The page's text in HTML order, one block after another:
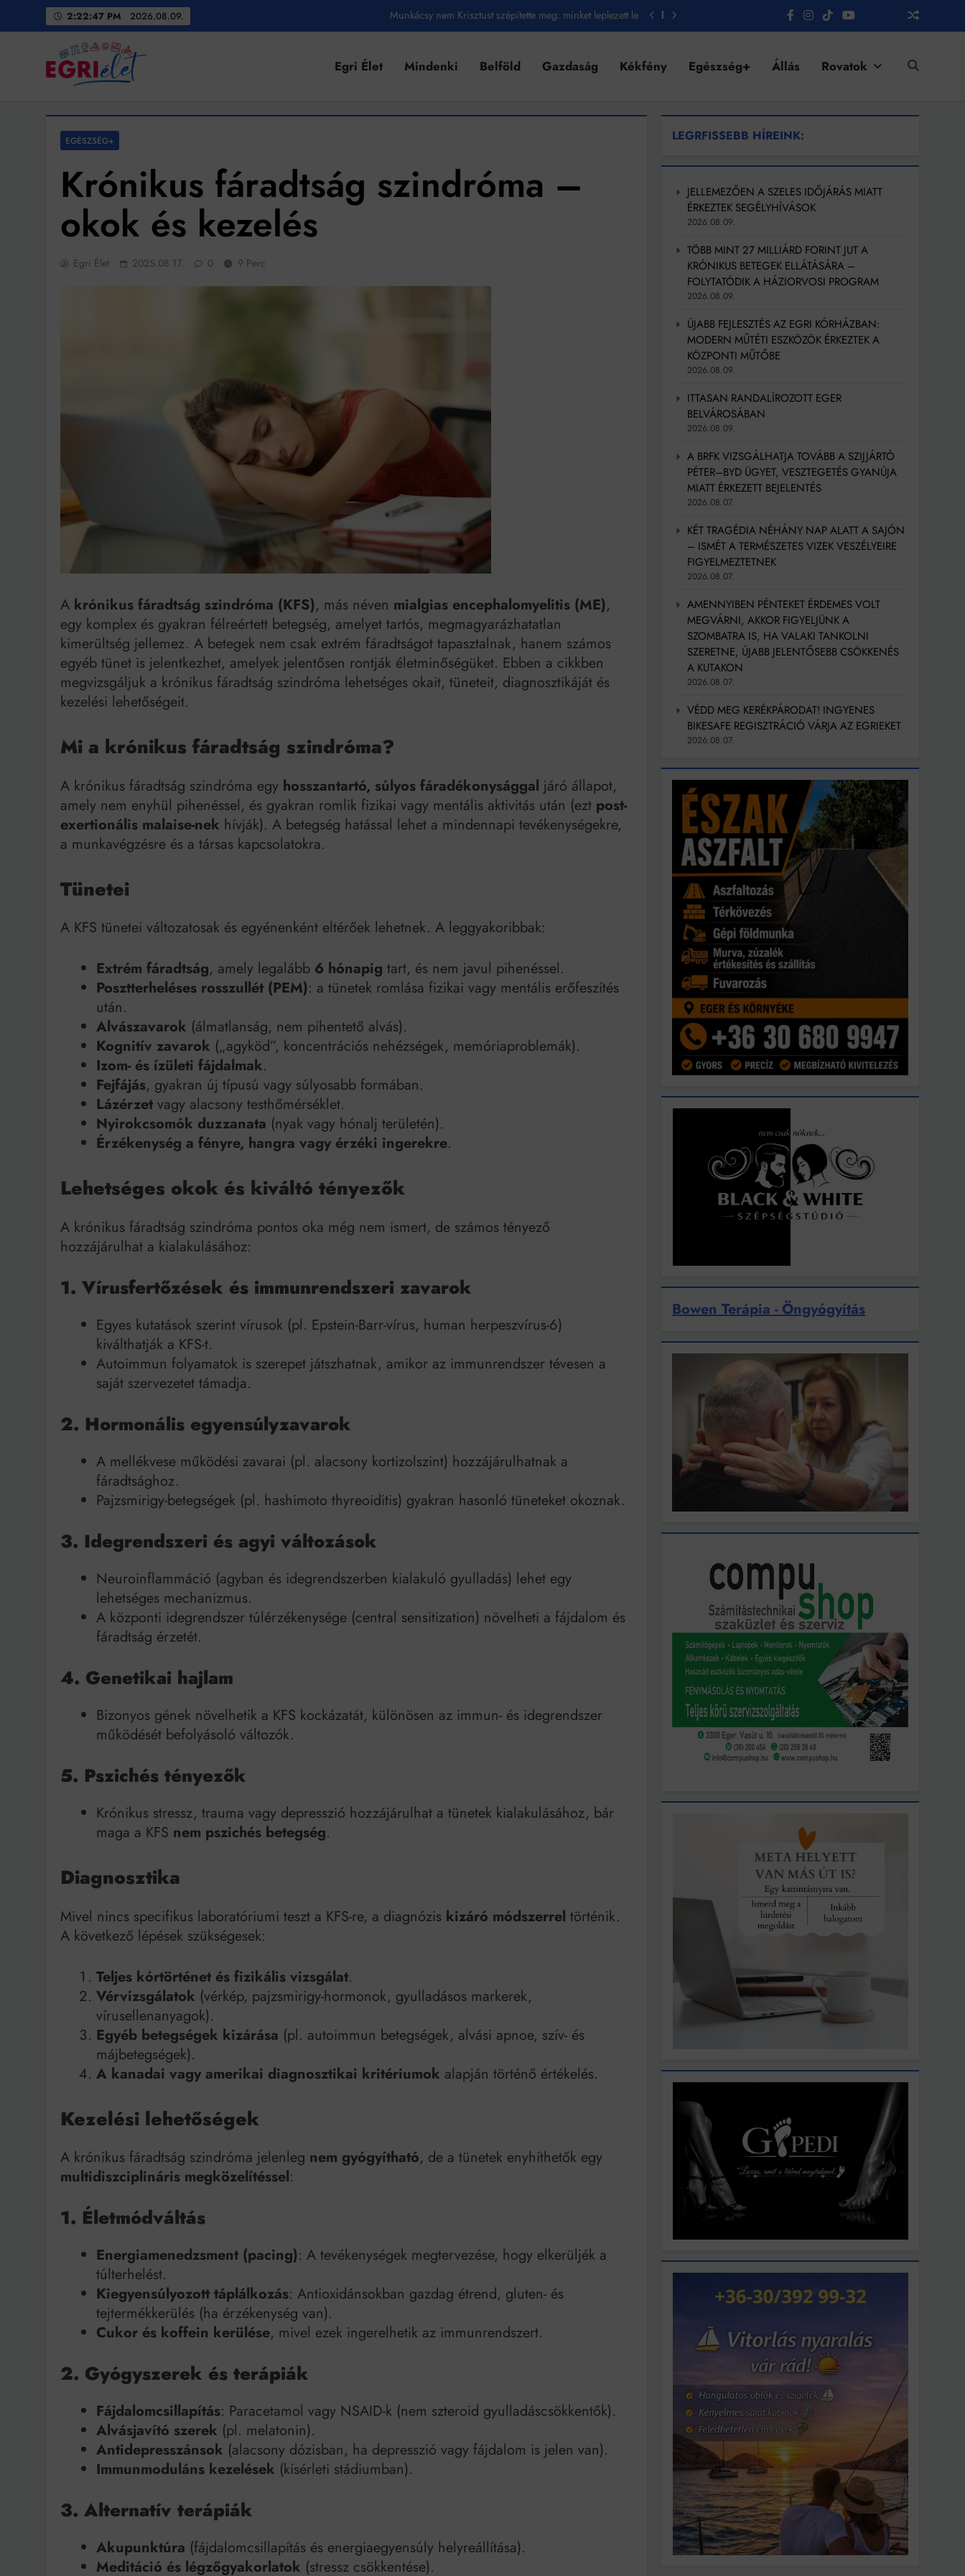
2:22:49 PM 2026.08.09.
Munkácsy nem Krisztust szépítette meg: minket leplezett le
Amikor a Tetris boldogabbá tesz, mint a szerelem
Az öregség nem csak ránc?
Mindenki a világot akarja uralni – de nem csak a 80-as években
Ahol köszönnek, ott még van város
Karinthy Frigyes: a zseni, aki belenézett a saját koponyájába
Móricz Zsigmond: falusi író vagy boncmester?
Mindenki a világot akarja uralni – de nem csak a 80-as években
Bitumenes lapostetők: a bevált technológia akkor működik, ha jól van felújítva
Egri Élet
Egri Élet Mindenki Belföld Gazdaság Kékfény Egészség+ Állás Rovatok
EGÉSZSÉG+
Krónikus fáradtság szindróma –
okok és kezelés
Egri Élet 2025.08.17. 0 9 Perc
A krónikus fáradtság szindróma (KFS), más néven mialgias encephalomyelitis (ME),
egy komplex és gyakran félreértett betegség, amelyet tartós, megmagyarázhatatlan
kimerültség jellemez. A betegek nem csak extrém fáradtságot tapasztalnak, hanem számos
egyéb tünet is jelentkezhet, amelyek jelentősen rontják életminőségüket. Ebben a cikkben
megvizsgáljuk a krónikus fáradtság szindróma lehetséges okait, tüneteit, diagnosztikáját és
kezelési lehetőségeit.
Mi a krónikus fáradtság szindróma?
A krónikus fáradtság szindróma egy hosszantartó, súlyos fáradékonysággal járó állapot,
amely nem enyhül pihenéssel, és gyakran romlik fizikai vagy mentális aktivitás után (ezt post-
exertionális malaise-nek hívják). A betegség hatással lehet a mindennapi tevékenységekre,
a munkavégzésre és a társas kapcsolatokra.
Tünetei
A KFS tünetei változatosak és egyénenként eltérőek lehetnek. A leggyakoribbak:
Extrém fáradtság, amely legalább 6 hónapig tart, és nem javul pihenéssel.
Posztterheléses rosszullét (PEM): a tünetek romlása fizikai vagy mentális erőfeszítés
után.
Alvászavarok (álmatlanság, nem pihentető alvás).
Kognitív zavarok („agyköd”, koncentrációs nehézségek, memóriaproblemák).
Izom- és ízületi fájdalmak.
Fejfájás, gyakran új típusú vagy súlyosabb formában.
Lázérzet vagy alacsony testhőmérséklet.
Nyirokcsomók duzzanata (nyak vagy hónalj területén).
Érzékenység a fényre, hangra vagy érzéki ingerekre.
Lehetséges okok és kiváltó tényezők
A krónikus fáradtság szindróma pontos oka még nem ismert, de számos tényező
hozzájárulhat a kialakulásához:
1. Vírusfertőzések és immunrendszeri zavarok
Egyes kutatások szerint vírusok (pl. Epstein-Barr-vírus, human herpeszvírus-6)
kiválthatják a KFS-t.
Autoimmun folyamatok is szerepet játszhatnak, amikor az immunrendszer tévesen a
saját szervezetet támadja.
2. Hormonális egyensúlyzavarok
A mellékvese működési zavarai (pl. alacsony kortizolszint) hozzájárulhatnak a
fáradtsághoz.
Pajzsmirigy-betegségek (pl. hashimoto thyreoiditis) gyakran hasonló tüneteket okoznak.
3. Idegrendszeri és agyi változások
Neuroinflammáció (agyban és idegrendszerben kialakuló gyulladás) lehet egy
lehetséges mechanizmus.
A központi idegrendszer túlérzékenysége (central sensitization) növelheti a fájdalom és
fáradtság érzetét.
4. Genetikai hajlam
Bizonyos gének növelhetik a KFS kockázatát, különösen az immun- és idegrendszer
működését befolyásoló változók.
5. Pszichés tényezők
Krónikus stressz, trauma vagy depresszió hozzájárulhat a tünetek kialakulásához, bár
maga a KFS nem pszichés betegség.
Diagnosztika
Mivel nincs specifikus laboratóriumi teszt a KFS-re, a diagnózis kizáró módszerrel történik.
A következő lépések szükségesek:
Teljes kórtörténet és fizikális vizsgálat.
Vérvizsgálatok (vérkép, pajzsmirigy-hormonok, gyulladásos markerek,
vírusellenanyagok).
Egyéb betegségek kizárása (pl. autoimmun betegségek, alvási apnoe, szív- és
májbetegségek).
A kanadai vagy amerikai diagnosztikai kritériumok alapján történő értékelés.
Kezelési lehetőségek
A krónikus fáradtság szindróma jelenleg nem gyógyítható, de a tünetek enyhíthetők egy
multidiszciplináris megközelítéssel:
1. Életmódváltás
Energiamenedzsment (pacing): A tevékenységek megtervezése, hogy elkerüljék a
túlterhelést.
Kiegyensúlyozott táplálkozás: Antioxidánsokban gazdag étrend, gluten- és
tejtermékkerülés (ha érzékenység van).
Cukor és koffein kerülése, mivel ezek ingerelhetik az immunrendszert.
2. Gyógyszerek és terápiák
Fájdalomcsillapítás: Paracetamol vagy NSAID-k (nem szteroid gyulladáscsökkentők).
Alvásjavító szerek (pl. melatonin).
Antidepresszánsok (alacsony dózisban, ha depresszió vagy fájdalom is jelen van).
Immunmoduláns kezelések (kísérleti stádiumban).
3. Alternatív terápiák
Akupunktúra (fájdalomcsillapítás és energiaegyensúly helyreállítása).
Meditáció és légzőgyakorlatok (stressz csökkentése).
LEGRFISSEBB HÍREINK:
JELLEMEZŐEN A SZELES IDŐJÁRÁS MIATT
ÉRKEZTEK SEGÉLYHÍVÁSOK
2026.08.09.
TÖBB MINT 27 MILLIÁRD FORINT JUT A
KRÓNIKUS BETEGEK ELLÁTÁSÁRA –
FOLYTATÓDIK A HÁZIORVOSI PROGRAM
2026.08.09.
ÚJABB FEJLESZTÉS AZ EGRI KÓRHÁZBAN:
MODERN MŰTÉTI ESZKÖZÖK ÉRKEZTEK A
KÖZPONTI MŰTŐBE
2026.08.09.
ITTASAN RANDALÍROZOTT EGER
BELVÁROSÁBAN
2026.08.09.
A BRFK VIZSGÁLHATJA TOVÁBB A SZIJJÁRTÓ
PÉTER–BYD ÜGYET, VESZTEGETÉS GYANÚJA
MIATT ÉRKEZETT BEJELENTÉS
2026.08.07.
KÉT TRAGÉDIA NÉHÁNY NAP ALATT A SAJÓN
– ISMÉT A TERMÉSZETES VIZEK VESZÉLYEIRE
FIGYELMEZTETNEK
2026.08.07.
AMENNYIBEN PÉNTEKET ÉRDEMES VOLT
MEGVÁRNI, AKKOR FIGYELJÜNK A
SZOMBATRA IS, HA VALAKI TANKOLNI
SZERETNE, ÚJABB JELENTŐSEBB CSÖKKENÉS
A KUTAKON
2026.08.07.
VÉDD MEG KERÉKPÁRODAT! INGYENES
BIKESAFE REGISZTRÁCIÓ VÁRJA AZ EGRIEKET
2026.08.07.
Bowen Terápia - Öngyógyítás